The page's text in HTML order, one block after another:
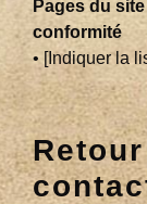
Pages du
conformité
• [Indiquer la